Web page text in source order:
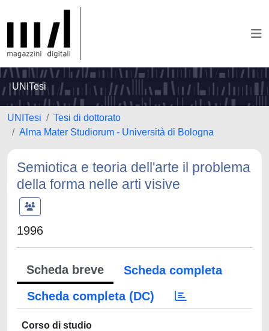
UNITesi
UNITesi
Tesi di dottorato
Alma Mater Studiorum - Università di Bologna
Semiotica e teoria dell'arte il problema
della forma nelle arti visive
1996
Scheda breve
Scheda completa
Scheda completa (DC)
Corso di studio